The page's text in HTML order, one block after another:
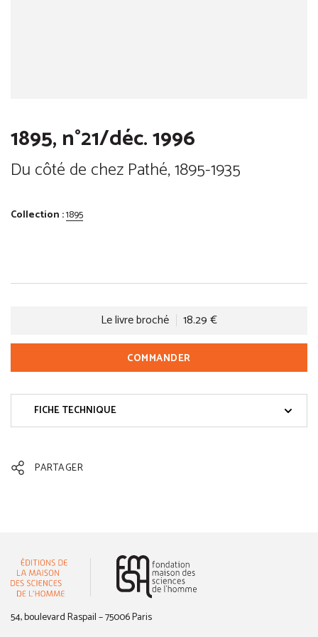
1895, n°21/déc. 1996
Du côté de chez Pathé, 1895-1935
Collection :1895
Le livre broché 18.29 €
COMMANDER
FICHE TECHNIQUE
PARTAGER
54, boulevard Raspail – 75006 Paris